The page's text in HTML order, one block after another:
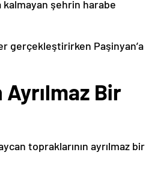
kalmayan şehrin harabe
gerçekleştirirken Paşinyan’a
Ayrılmaz Bir
topraklarının ayrılmaz bir